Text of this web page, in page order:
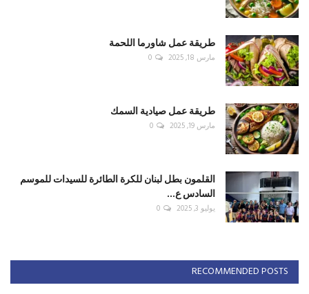
طريقة عمل شاورما اللحمة
مارس 18, 2025 0
طريقة عمل صيادية السمك
مارس 19, 2025 0
القلمون بطل لبنان للكرة الطائرة للسيدات للموسم
السادس ع...
يوليو 3, 2025 0
RECOMMENDED POSTS